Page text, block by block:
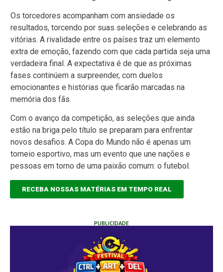
Os torcedores acompanham com ansiedade os
resultados, torcendo por suas seleções e celebrando as
vitórias. A rivalidade entre os países traz um elemento
extra de emoção, fazendo com que cada partida seja uma
verdadeira final. A expectativa é de que as próximas
fases continúem a surpreender, com duelos
emocionantes e histórias que ficarão marcadas na
memória dos fãs.
Com o avanço da competição, as seleções que ainda
estão na briga pelo título se preparam para enfrentar
novos desafios. A Copa do Mundo não é apenas um
torneio esportivo, mas um evento que une nações e
pessoas em torno de uma paixão comum: o futebol.
RECEBA NOSSAS MATÉRIAS EM TEMPO REAL
PUBLICIDADE